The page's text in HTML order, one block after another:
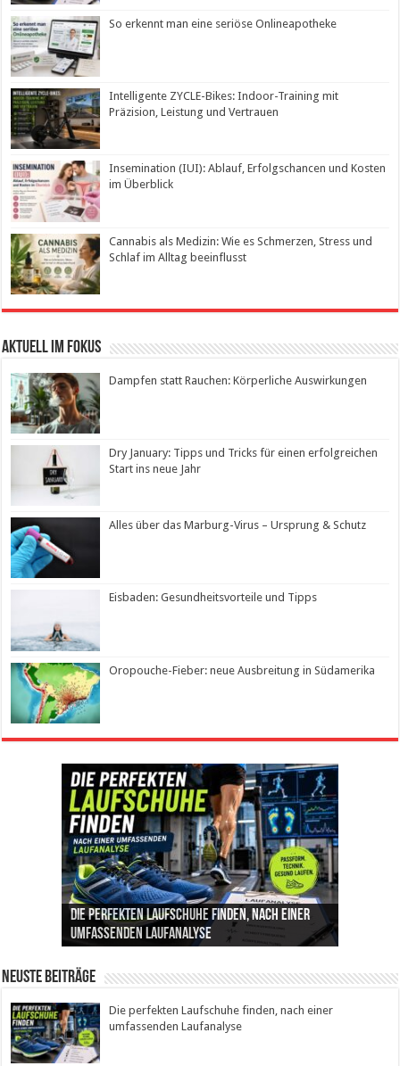
So erkennt man eine seriöse Onlineapotheke
Intelligente ZYCLE-Bikes: Indoor-Training mit
Präzision, Leistung und Vertrauen
Insemination (IUI): Ablauf, Erfolgschancen und Kosten
im Überblick
Cannabis als Medizin: Wie es Schmerzen, Stress und
Schlaf im Alltag beeinflusst
Aktuell im Fokus
Dampfen statt Rauchen: Körperliche Auswirkungen
Dry January: Tipps und Tricks für einen erfolgreichen
Start ins neue Jahr
Alles über das Marburg-Virus – Ursprung & Schutz
Eisbaden: Gesundheitsvorteile und Tipps
Oropouche-Fieber: neue Ausbreitung in Südamerika
Die perfekten Laufschuhe finden, nach einer
umfassenden Laufanalyse
Intelligente ZYCLE-Bikes: Indoor-Training mit
Präzision, Leistung und Vertrauen
Insemination (IUI): Ablauf, Erfolgschancen und
Kosten im Überblick
Cannabis als Medizin: Wie es Schmerzen, Stress
und Schlaf im Alltag beeinflusst
Leben mit Inkontinenz: Tipps für mehr
Sicherheit im Alltag
Neuste Beiträge
Die perfekten Laufschuhe finden, nach einer
umfassenden Laufanalyse